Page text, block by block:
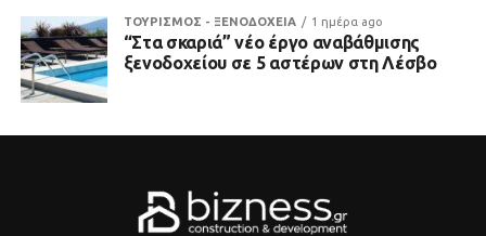
ΤΟΥΡΙΣΜΟΣ - ΞΕΝΟΔΟΧΕΙΑ 1 ημέρα ago
“Στα σκαριά” νέο έργο αναβάθμισης
ξενοδοχείου σε 5 αστέρων στη Λέσβο